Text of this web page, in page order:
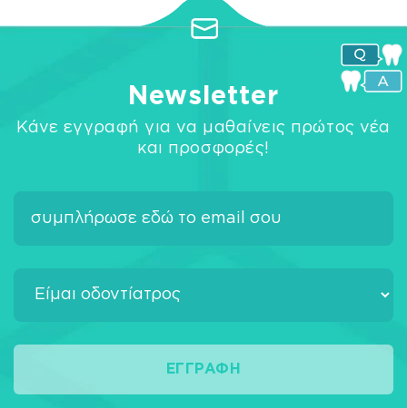
Newsletter
Κάνε εγγραφή για να μαθαίνεις πρώτος νέα
και προσφορές!
ΕΓΓΡΑΦΉ